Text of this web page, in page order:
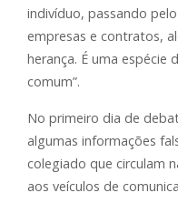
indivíduo, passando
empresas e contratos,
herança. É uma espécie
comum”.
No primeiro dia de
algumas informações
colegiado que circulam
aos veículos de